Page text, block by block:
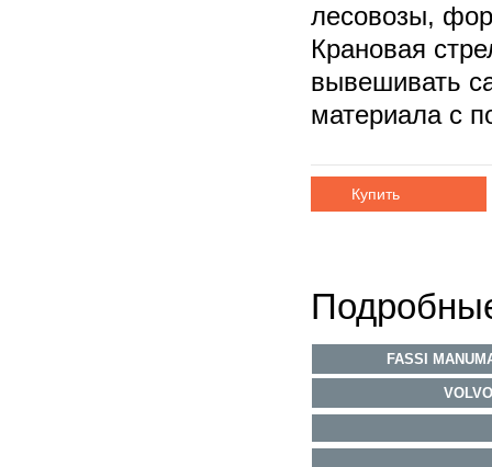
лесовозы,
Крановая
вывешивать
материала с
Купить
FASSI